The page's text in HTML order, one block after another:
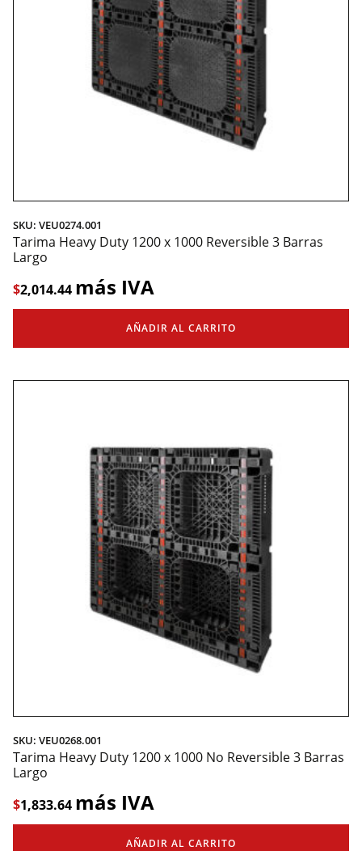
SKU: VEU0274.001
Tarima Heavy Duty 1200 x 1000 Reversible 3 Barras
Largo
$2,014.44 más IVA
AÑADIR AL CARRITO
SKU: VEU0268.001
Tarima Heavy Duty 1200 x 1000 No Reversible 3 Barras
Largo
$1,833.64 más IVA
AÑADIR AL CARRITO